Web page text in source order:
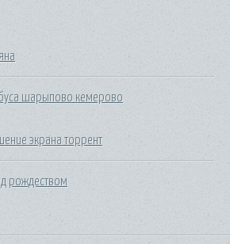
шарыпово кемерово
экрана торрент
рождеством